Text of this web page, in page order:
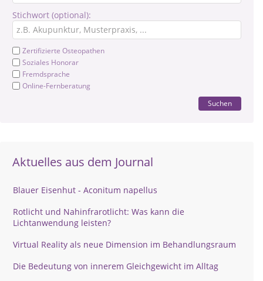
Stichwort (optional):
Zertifizierte Osteopathen
Soziales Honorar
Fremdsprache
Online-Fernberatung
Suchen
Aktuelles aus dem Journal
Blauer Eisenhut - Aconitum napellus
Rotlicht und Nahinfrarotlicht: Was kann die
Lichtanwendung leisten?
Virtual Reality als neue Dimension im Behandlungsraum
Die Bedeutung von innerem Gleichgewicht im Alltag